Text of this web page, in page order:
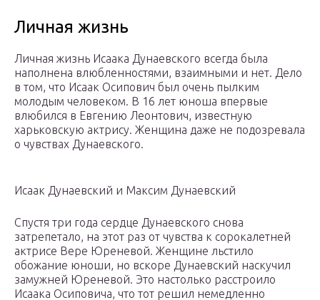
Личная жизнь
Личная жизнь Исаака Дунаевского всегда была
наполнена влюбленностями, взаимными и нет. Дело
в том, что Исаак Осипович был очень пылким
молодым человеком. В 16 лет юноша впервые
влюбился в Евгению Леонтович, известную
харьковскую актрису. Женщина даже не подозревала
о чувствах Дунаевского.
Исаак Дунаевский и Максим Дунаевский
Спустя три года сердце Дунаевского снова
затрепетало, на этот раз от чувства к сорокалетней
актрисе Вере Юреневой. Женщине льстило
обожание юноши, но вскоре Дунаевский наскучил
замужней Юреневой. Это настолько расстроило
Исаака Осиповича, что тот решил немедленно